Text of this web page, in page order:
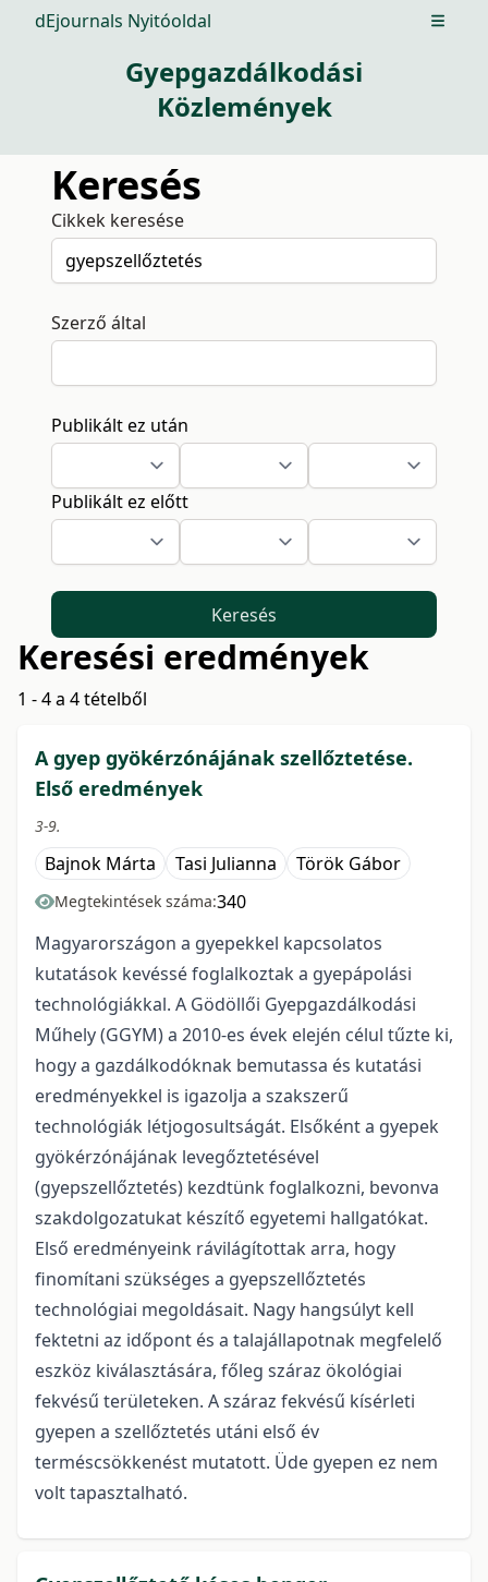
dEjournals Nyitóoldal Open
Gyepgazdálkodási
Közlemények
Keresés
Cikkek keresése
Szerző által
Publikált ez után
Publikált ez előtt
Keresés
Keresési eredmények
1 - 4 a 4 tételből
A gyep gyökérzónájának szellőztetése.
Első eredmények
3-9.
Bajnok Márta Tasi Julianna Török Gábor
Megtekintések száma:340
Magyarországon a gyepekkel kapcsolatos
kutatások kevéssé foglalkoztak a gyepápolási
technológiákkal. A Gödöllői Gyepgazdálkodási
Műhely (GGYM) a 2010-es évek elején célul tűzte ki,
hogy a gazdálkodóknak bemutassa és kutatási
eredményekkel is igazolja a szakszerű
technológiák létjogosultságát. Elsőként a gyepek
gyökérzónájának levegőztetésével
(gyepszellőztetés) kezdtünk foglalkozni, bevonva
szakdolgozatukat készítő egyetemi hallgatókat.
Első eredményeink rávilágítottak arra, hogy
finomítani szükséges a gyepszellőztetés
technológiai megoldásait. Nagy hangsúlyt kell
fektetni az időpont és a talajállapotnak megfelelő
eszköz kiválasztására, főleg száraz ökológiai
fekvésű területeken. A száraz fekvésű kísérleti
gyepen a szellőztetés utáni első év
terméscsökkenést mutatott. Üde gyepen ez nem
volt tapasztalható.